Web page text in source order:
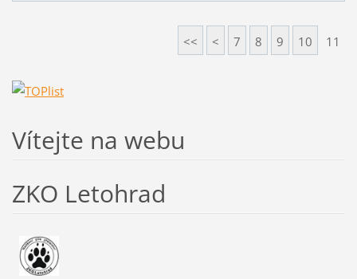
<< < 7 8 9 10 11
Vítejte na webu
ZKO Letohrad